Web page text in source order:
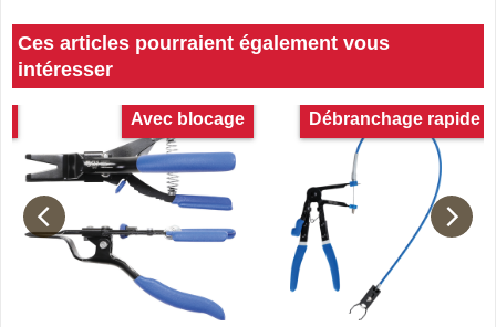
Ces articles pourraient également vous
intéresser
Avec blocage Débranchage rapide